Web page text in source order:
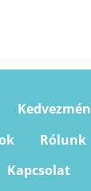
Rólunk
Kapcsolat